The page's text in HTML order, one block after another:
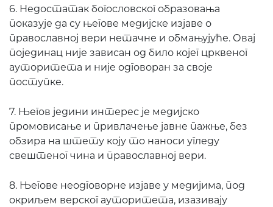
6. Недостатак богословског образовања
показује да су његове медијске изјаве о
православној вери нетачне и обмањујуће. Овај
појединац није зависан од било којег црквеног
ауторитета и није одговоран за своје
поступке.
7. Његов једини интерес је медијско
промовисање и привлачење јавне пажње, без
обзира на штету коју то наноси угледу
свештеног чина и православној вери.
8. Његове неодговорне изјаве у медијима, под
окриљем верског ауторитета, изазивају